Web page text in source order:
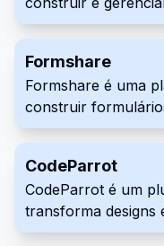
aqueles com
melhorar o fluxo
Sua interface
sem programação.
para usuários de
integrar IA em seus
Formshare
Formshare é uma
construir
interativos usando
linguagem
dinâmicos e
compartilhados por
recursos como
CodeParrot
CodeParrot é um
transforma designs
código frontend